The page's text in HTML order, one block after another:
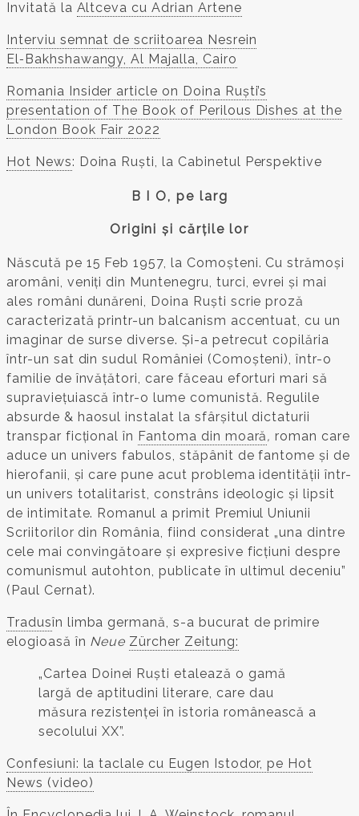
Invitată la Altceva cu Adrian Artene
Interviu semnat de scriitoarea Nesrein
El‑Bakhshawangy, Al Majalla, Cairo
Romania Insider article on Doina Ruști’s
presentation of The Book of Perilous Dishes at the
London Book Fair 2022
Hot News: Doina Ruști, la Cabinetul Perspektive
B I O, pe larg
Origini și cărțile lor
Născută pe 15 Feb 1957, la Comoșteni. Cu strămoși
aromâni, veniți din Muntenegru, turci, evrei și mai
ales români dunăreni, Doina Ruști scrie proză
caracterizată printr-un balcanism accentuat, cu un
imaginar de surse diverse. Și-a petrecut copilăria
într-un sat din sudul României (Comoșteni), într-o
familie de învățători, care făceau eforturi mari să
supraviețuiască într-o lume comunistă. Regulile
absurde & haosul instalat la sfârșitul dictaturii
transpar ficțional în Fantoma din moară, roman care
aduce un univers fabulos, stăpânit de fantome și de
hierofanii, și care pune acut problema identității într-
un univers totalitarist, constrâns ideologic și lipsit
de intimitate. Romanul a primit Premiul Uniunii
Scriitorilor din România, fiind considerat „una dintre
cele mai convingătoare și expresive ficțiuni despre
comunismul autohton, publicate în ultimul deceniu”
(Paul Cernat).
Tradusîn limba germană, s-a bucurat de primire
elogioasă în Neue Zürcher Zeitung:
„Cartea Doinei Ruști etalează o gamă
largă de aptitudini literare, care dau
măsura rezistenței în istoria românească a
secolului XX”.
Confesiuni: la taclale cu Eugen Istodor, pe Hot
News (video)